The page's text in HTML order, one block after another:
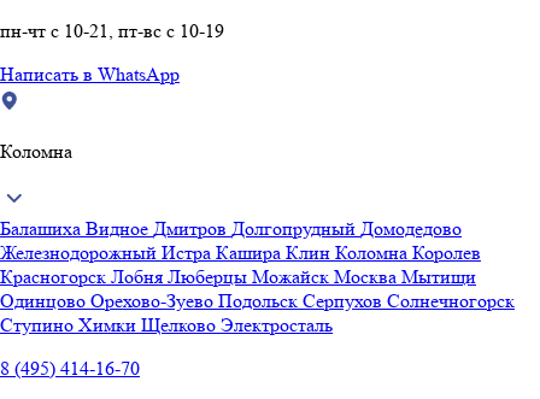
пн-чт с 10-21, пт-вс с 10-19
Написать в WhatsApp
Коломна
Балашиха Видное Дмитров Долгопрудный Домодедово
Железнодорожный Истра Кашира Клин Коломна Королев
Красногорск Лобня Люберцы Можайск Москва Мытищи
Одинцово Орехово-Зуево Подольск Серпухов Солнечногорск
Ступино Химки Щелково Электросталь
8 (495) 414-16-70